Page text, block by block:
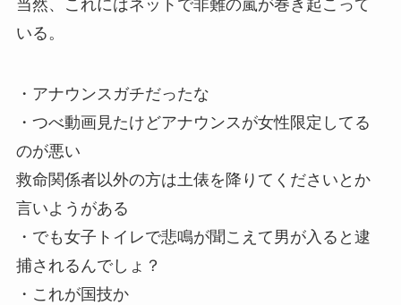
当然、これにはネットで非難の嵐が巻き起こって
いる。
・アナウンスガチだったな
・つべ動画見たけどアナウンスが女性限定してる
のが悪い
救命関係者以外の方は土俵を降りてくださいとか
言いようがある
・でも女子トイレで悲鳴が聞こえて男が入ると逮
捕されるんでしょ？
・これが国技か